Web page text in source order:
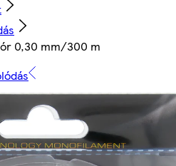
0,30 mm/300 m